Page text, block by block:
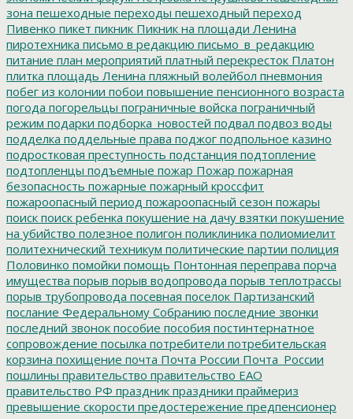
зона пешеходные переходы пешеходный переход
Пивенко пикет пикник Пикник на площади Ленина
пиротехника письмо в редакцию письмо_в_редакцию
питание план мероприятий платный перекресток Платон
плитка площадь Ленина пляжный волейбол пневмония
побег из колонии побои повышение пенсионного возраста
погода погорельцы пограничные войска пограничный
режим подарки подборка_новостей подвал подвоз воды
подделка поддельные права поджог подпольное казино
подростковая преступность подстанция подтопление
подтопленцы подъемные пожар Пожар пожарная
безопасность пожарные пожарный кроссфит
пожароопасный период пожароопасный сезон пожары
поиск поиск ребенка покушение на дачу взятки покушение
на убийство полезное полигон поликлиника полиомиелит
политехнический техникум политические партии полиция
Половинко помойки помощь Понтонная переправа порча
имущества порыв порыв водопровода порыв теплотрассы
порыв трубопровода посевная поселок Партизанский
послание Федеральному Собранию последние звонки
последний звонок пособие пособия постинтернатное
сопровождение посылка потребители потребительская
корзина похищение почта Почта России Почта_России
пошлины правительство правительство ЕАО
правительство РФ праздник праздники праймериз
превышение скорости предостережение предпенсионер